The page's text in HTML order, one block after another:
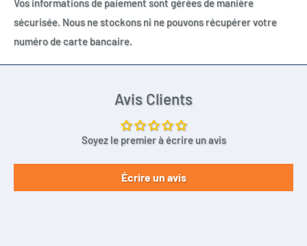
Vos informations de paiement sont gérées de manière
sécurisée. Nous ne stockons ni ne pouvons récupérer votre
numéro de carte bancaire.
Avis Clients
Soyez le premier à écrire un avis
Écrire un avis